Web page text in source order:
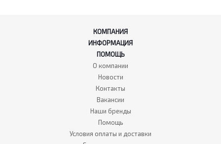
КОМПАНИЯ
ИНФОРМАЦИЯ
ПОМОЩЬ
О компании
Новости
Контакты
Вакансии
Наши бренды
Помощь
Условия оплаты и доставки